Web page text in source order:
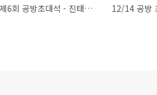
제6회 공방초대석 - 진태원, '을의 정치적 존재론'